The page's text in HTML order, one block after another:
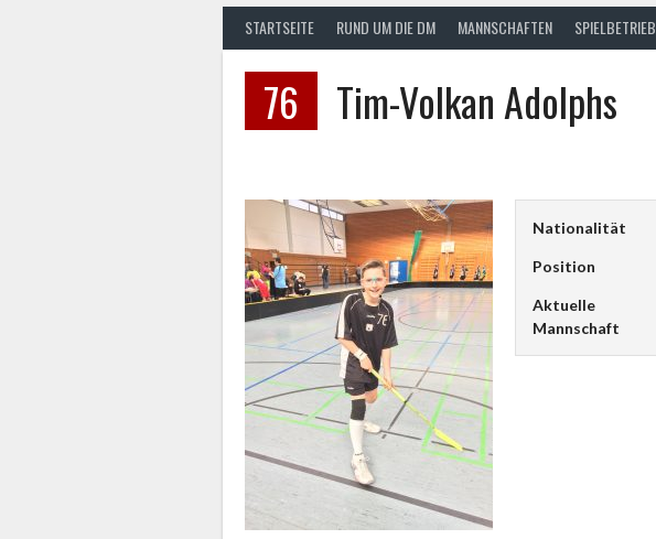
STARTSEITE RUND UM DIE DM MANNSCHAFTEN SPIELBETRIEB
76 Tim-Volkan Adolphs
Nationalität
Position
Aktuelle
Mannschaft